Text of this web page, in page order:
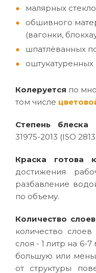
малярных
обшивного
(вагонки,
шпатлёванных
Колеруется по
том числе
Степень блеска
31975-2013 (ISO
Краска готова
достижения
разбавление
по объему.
Количество
количество
слоя - 1 литр на 6-
большую или
от структуры